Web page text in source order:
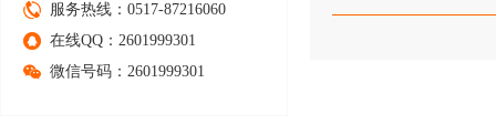
服务热线：0517-87216060
在线QQ：2601999301
微信号码：2601999301